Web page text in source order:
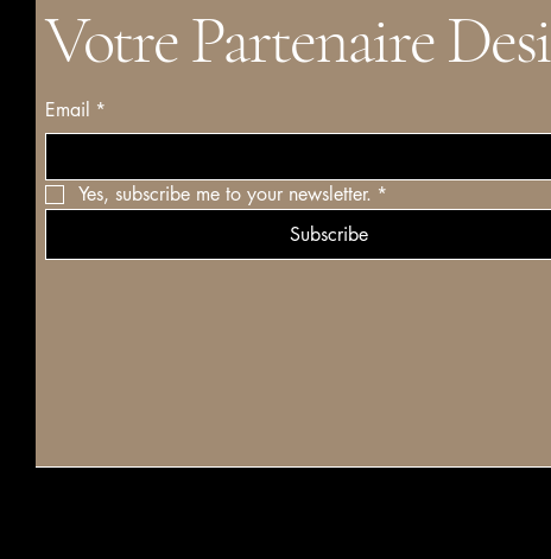
Votre Partenaire
Email *
Yes, subscribe me to your newsletter. *
Subscribe